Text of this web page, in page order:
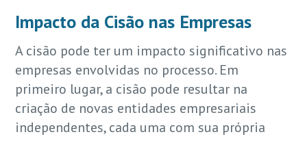
Impacto da Cisão nas Empresas
A cisão pode ter um impacto significativo nas
empresas envolvidas no processo. Em
primeiro lugar, a cisão pode resultar na
criação de novas entidades empresariais
independentes, cada uma com sua própria